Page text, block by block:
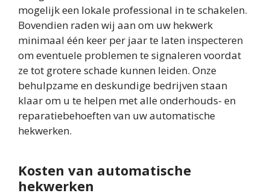
mogelijk een lokale professional in te schakelen.
Bovendien raden wij aan om uw hekwerk
minimaal één keer per jaar te laten inspecteren
om eventuele problemen te signaleren voordat
ze tot grotere schade kunnen leiden. Onze
behulpzame en deskundige bedrijven staan
klaar om u te helpen met alle onderhouds- en
reparatiebehoeften van uw automatische
hekwerken.
Kosten van automatische
hekwerken